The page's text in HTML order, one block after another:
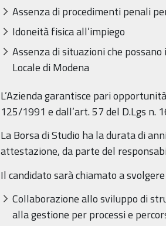
Assenza di procedimenti penali
Idoneità fisica all’impiego
Assenza di situazioni che
Locale di Modena
L’Azienda garantisce pari
125/1991 e dall’art. 57 del D.Lgs n.
La Borsa di Studio ha la durata di
attestazione, da parte del
Il candidato sarà chiamato a
Collaborazione allo sviluppo di
alla gestione per processi e